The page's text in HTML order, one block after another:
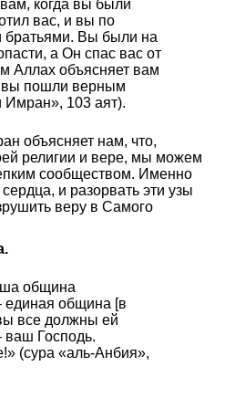
когда вы были
вас, и вы по
братьями. Вы были на
а Он спас вас от
Аллах объясняет вам
пошли верным
Имран», 103 аят).
объясняет нам, что,
религии и вере, мы можем
сообществом. Именно
и разорвать эти узы
веру в Самого
община
единая община [в
все должны ей
ваш Господь.
(сура «аль-Анбия»,